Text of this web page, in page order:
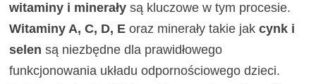
witaminy i minerały są kluczowe w tym procesie.
Witaminy A, C, D, E oraz minerały takie jakcynk i
selen są niezbędne dla prawidłowego
funkcjonowania układu odpornościowego dzieci.